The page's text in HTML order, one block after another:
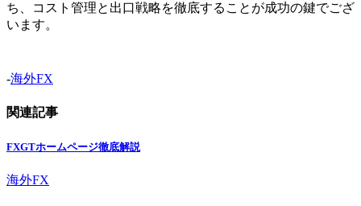
ち、コスト管理と出口戦略を徹底することが成功の鍵でござ
います。
-海外FX
関連記事
FXGTホームページ徹底解説
海外FX